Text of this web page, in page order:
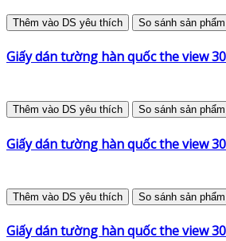
Thêm vào DS yêu thích So sánh sản
Giấy dán tường hàn quốc the view
Thêm vào DS yêu thích So sánh sản
Giấy dán tường hàn quốc the view
Thêm vào DS yêu thích So sánh sản
Giấy dán tường hàn quốc the view